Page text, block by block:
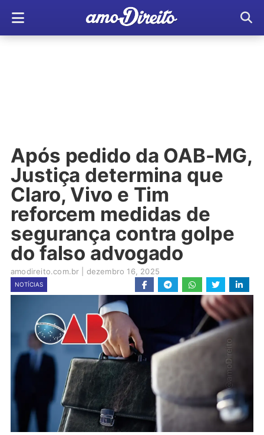
Após pedido da OAB-MG,
Justiça determina que
Claro, Vivo e Tim
reforcem medidas de
segurança contra golpe
do falso advogado
amodireito.com.br dezembro 16, 2025
NOTÍCIAS